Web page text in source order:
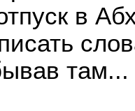
в
там...